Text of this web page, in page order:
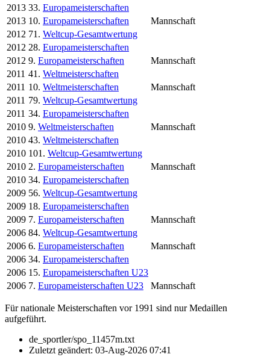
2013 33. Europameisterschaften
2013 10. Europameisterschaften
Mannschaft
2012 71. Weltcup-Gesamtwertung
2012 28. Europameisterschaften
2012 9. Europameisterschaften
Mannschaft
2011 41. Weltmeisterschaften
2011 10. Weltmeisterschaften
Mannschaft
2011 79. Weltcup-Gesamtwertung
2011 34. Europameisterschaften
2010 9. Weltmeisterschaften
Mannschaft
2010 43. Weltmeisterschaften
2010 101. Weltcup-Gesamtwertung
2010 2. Europameisterschaften
Mannschaft
2010 34. Europameisterschaften
2009 56. Weltcup-Gesamtwertung
2009 18. Europameisterschaften
2009 7. Europameisterschaften
Mannschaft
2006 84. Weltcup-Gesamtwertung
2006 6. Europameisterschaften
Mannschaft
2006 34. Europameisterschaften
2006 15. Europameisterschaften U23
2006 7. Europameisterschaften U23 Mannschaft
Für nationale Meisterschaften vor 1991 sind nur Medaillen
aufgeführt.
de_sportler/spo_11457m.txt
Zuletzt geändert: 03-Aug-2026 07:41